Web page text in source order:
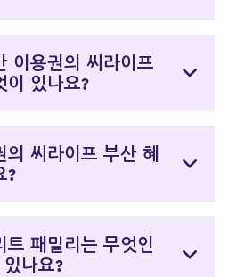
이용권의 씨라이프
이 있나요?
씨라이프 부산 혜
?
패밀리는 무엇인
나요?